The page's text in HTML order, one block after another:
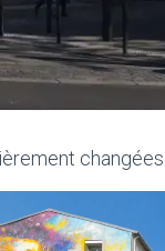
changées.